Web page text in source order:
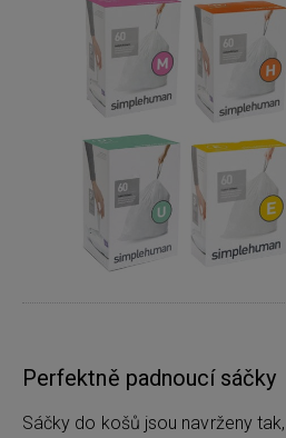
Perfektně padnoucí sáčky
Sáčky do košů jsou navrženy